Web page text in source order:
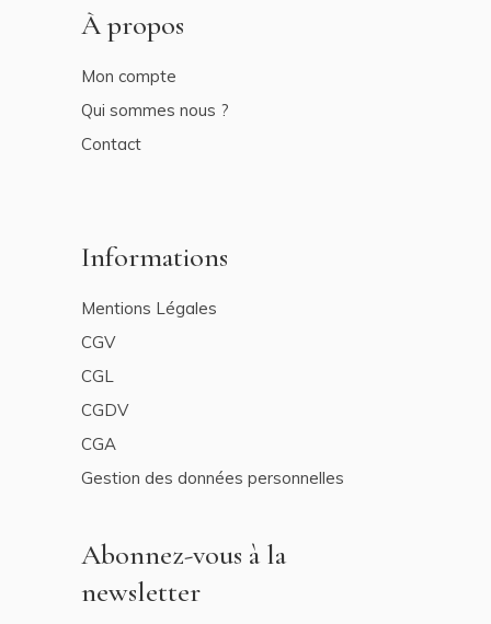
À propos
Mon compte
Qui sommes nous ?
Contact
Informations
Mentions Légales
CGV
CGL
CGDV
CGA
Gestion des données personnelles
Abonnez-vous à la
newsletter